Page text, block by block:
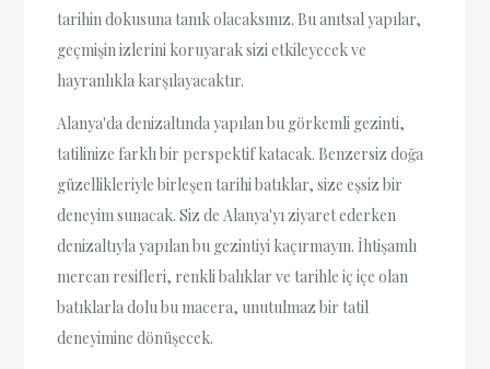
tarihin dokusuna tanık olacaksınız. Bu anıtsal yapılar,
geçmişin izlerini koruyarak sizi etkileyecek ve
hayranlıkla karşılayacaktır.
Alanya'da denizaltında yapılan bu görkemli gezinti,
tatilinize farklı bir perspektif katacak. Benzersiz doğa
güzellikleriyle birleşen tarihi batıklar, size eşsiz bir
deneyim sunacak. Siz de Alanya'yı ziyaret ederken
denizaltıyla yapılan bu gezintiyi kaçırmayın. İhtişamlı
mercan resifleri, renkli balıklar ve tarihle iç içe olan
batıklarla dolu bu macera, unutulmaz bir tatil
deneyimine dönüşecek.